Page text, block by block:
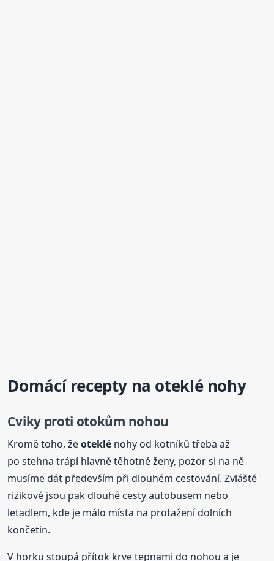
Domácí recepty na oteklénohy
Cviky proti otokům nohou
Kromě toho, žeoteklé nohy od kotníků třeba až
po stehna trápí hlavně těhotné ženy, pozor si na ně
musíme dát především při dlouhém cestování. Zvláště
rizikové jsou pak dlouhé cesty autobusem nebo
letadlem, kde je málo místa na protažení dolních
končetin.
V horku stoupá přítok krve tepnami do nohou a je